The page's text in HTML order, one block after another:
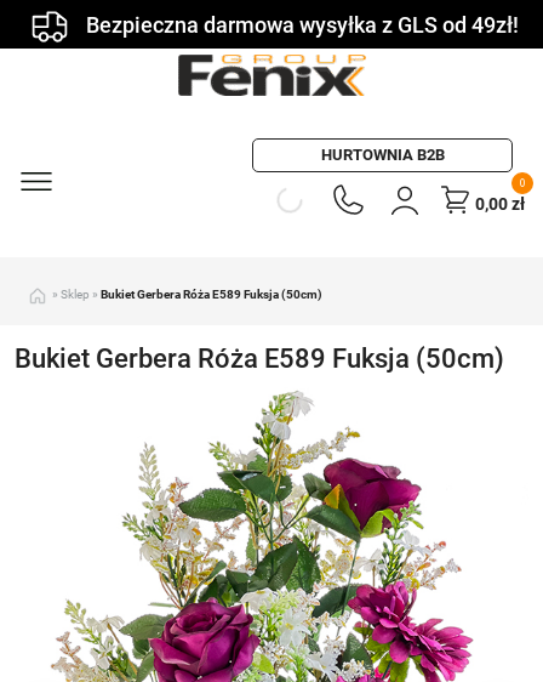
Bezpieczna darmowa wysyłka z GLS od 49zł!
HURTOWNIA B2B
0
0,00zł
» Sklep » Bukiet Gerbera Róża E589 Fuksja (50cm)
Bukiet Gerbera Róża E589 Fuksja (50cm)